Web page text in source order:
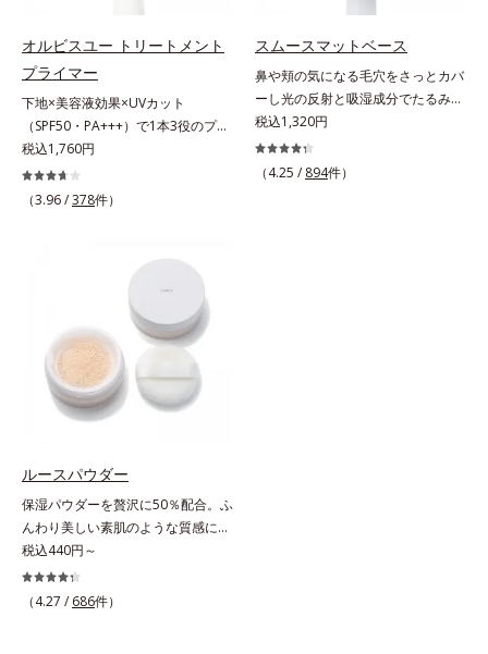
毛穴落ちを防ぎ、キレイが長持ちし
ます。軽やかにのびるリキッドが肌
にほわっとべールをかけて、肌キメ
がふっくら整うかのよう(*3)。つっ
ぱらないここちよい密着感で、さま
ざまなタイプのファンデと併用でき
ます。毛穴が気になる箇所への部分
使いもOK。*1 ファンデーションが
くずれて毛穴に落ちること*2 酸化
板状粉体が光を反射して、すっぴん
出します。また、皮脂を吸着する
「あぶらとりパウダー(*3)」を配合
し、くずれ＆テカリを防いでサラサ
ラ肌が長時間続きます。パウダータ
イプながら、SPF50+・PA++++。パ
ウダーならではの軽いつけごこち
オルビスユー トリートメント
プライマー
下地×美容液効果×UVカット
（SPF50・PA+++）で1本3役のプラ
イマー。凹凸をつるんとなめらかに
(*1)整え、化粧ノリUPの高機能化粧
下地。“塗るたび高まる、素肌の美
る小ジワをカバーしてハリ肌に整え
る高機能化粧下地毛穴や小ジワの凹
凸をつるんとなめらかに(*1)。スキ
ンケア発想の化粧下地です。保湿成
分が肌全層(*2)に働きかけて、肌の
うるおいをグンとアップ＆リッチな
クリームのようにぴたっと密着。乾
燥による小ジワを目立たなく(*1)
す。むやみに隠すのではなくふわり
アのW効果で軽やかな美肌を印象づ
けます。紫外線吸収剤フリーなのに
高SPF値、さらにスキンプロテクト
複合成分(*3)が、ブルーライト、紫
外線、大気中の微粒子汚れなどの外
税込1,760円
（3.96 /378件）
スムースマットベース
鼻や頬の気になる毛穴をさっとカバ
ーし光の反射と吸湿成分でたるみ毛
穴もふんわり一掃。肌になじむクリ
ーム状の部分用化粧下地。小鼻や頬
の気になる毛穴にさっと塗るだけ
税込1,320円
（4.25 / 894件）
ルースパウダー
保湿パウダーを贅沢に50％配合。ふ
んわり美しい素肌のような質感にな
りながらもうるおいとツヤを叶える
フェイスパウダー。朝の仕上がりの
クオリティが全然違う！ まるで美
税込440円～
（4.27 / 686件）